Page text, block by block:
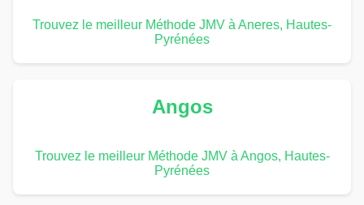
Trouvez le meilleur Méthode JMV à Aneres, Hautes-
Pyrénées
Angos
Trouvez le meilleur Méthode JMV à Angos, Hautes-
Pyrénées